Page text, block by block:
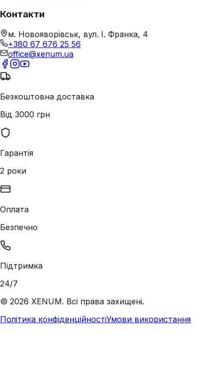
Контакти
м. Новояворівськ, вул. І. Франка, 4
+380 67 676 25 56
office@xenum.ua
Безкоштовна доставка
Від 3000 грн
Гарантія
2 роки
Оплата
Безпечно
Підтримка
24/7
© 2026 XENUM. Всі права захищені.
Політика конфіденційностіУмови використання